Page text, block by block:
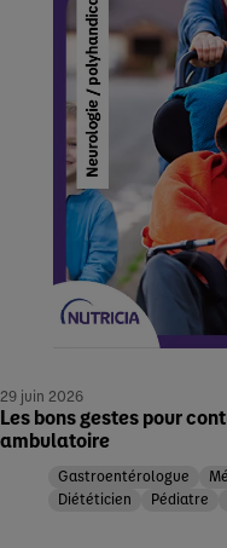
29 juin 2026
Les bons gestes pour
ambulatoire
Gastroentérologue
Diététicien
Pédiatre